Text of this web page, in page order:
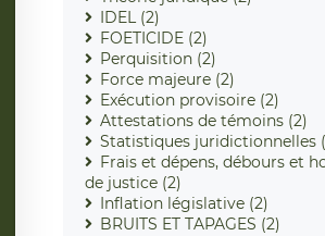
IDEL (2)
FOETICIDE (2)
Perquisition (2)
Force majeure (2)
Exécution provisoire (2)
Attestations de témoins (2)
Statistiques juridictionnelles
Frais et dépens, débours et
de justice (2)
Inflation législative (2)
BRUITS ET TAPAGES (2)